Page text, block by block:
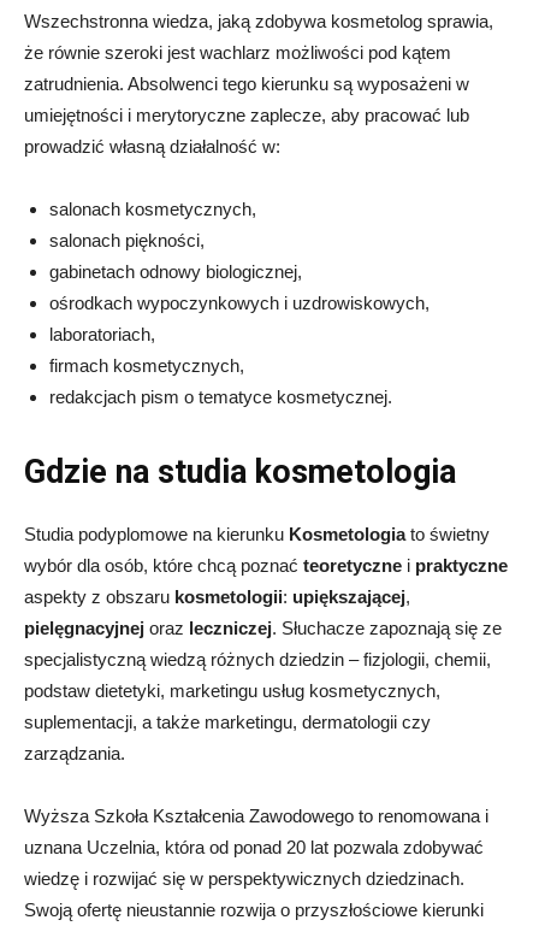
Wszechstronna wiedza, jaką zdobywa kosmetolog sprawia,
że równie szeroki jest wachlarz możliwości pod kątem
zatrudnienia. Absolwenci tego kierunku są wyposażeni w
umiejętności i merytoryczne zaplecze, aby pracować lub
prowadzić własną działalność w:
salonach kosmetycznych,
salonach piękności,
gabinetach odnowy biologicznej,
ośrodkach wypoczynkowych i uzdrowiskowych,
laboratoriach,
firmach kosmetycznych,
redakcjach pism o tematyce kosmetycznej.
Gdzie na studia kosmetologia
Studia podyplomowe na kierunku Kosmetologiato świetny
wybór dla osób, które chcą poznać teoretyczne i praktyczne
aspekty z obszaru kosmetologii: upiększającej,
pielęgnacyjnej oraz leczniczej. Słuchacze zapoznają się ze
specjalistyczną wiedzą różnych dziedzin – fizjologii, chemii,
podstaw dietetyki, marketingu usług kosmetycznych,
suplementacji, a także marketingu, dermatologii czy
zarządzania.
Wyższa Szkoła Kształcenia Zawodowego to renomowana i
uznana Uczelnia, która od ponad 20 lat pozwala zdobywać
wiedzę i rozwijać się w perspektywicznych dziedzinach.
Swoją ofertę nieustannie rozwija o przyszłościowe kierunki